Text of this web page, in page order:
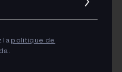
la politique de